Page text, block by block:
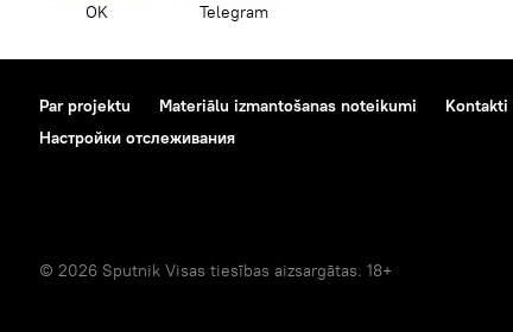
OK Telegram
Par projektu Materiālu izmantošanas noteikumi Kontakti
Настройки отслеживания
© 2026 Sputnik Visas tiesības aizsargātas. 18+